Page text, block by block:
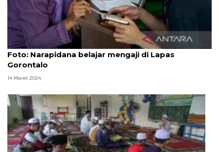
Foto
Foto: Narapidana belajar mengaji di Lapas
Gorontalo
14 Maret 2024